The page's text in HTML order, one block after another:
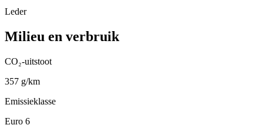
Leder
Milieu en verbruik
CO₂-uitstoot
357 g/km
Emissieklasse
Euro 6